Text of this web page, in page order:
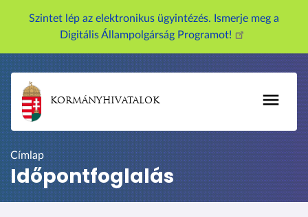
á
a
a
r
t
a
l
Szintet lép az elektronikus ügyintézés. Ismerje meg a
Digitális Állampolgárság Programot!
KORMÁNYHIVATALOK
Címlap
Időpontfoglalás